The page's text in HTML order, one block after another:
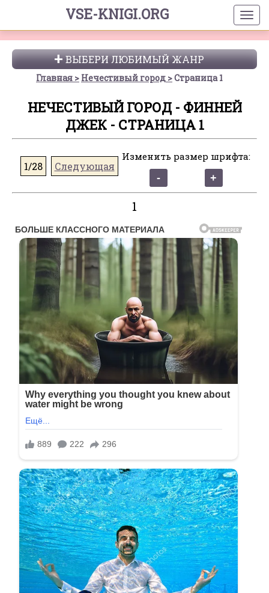
VSE-KNIGI.ORG
ВЫБЕРИ ЛЮБИМЫЙ ЖАНР
Главная Нечестивый город Страница 1
НЕЧЕСТИВЫЙ ГОРОД - ФИННЕЙ
ДЖЕК - СТРАНИЦА 1
1/28 Следующая
Изменить размер шрифта:
1